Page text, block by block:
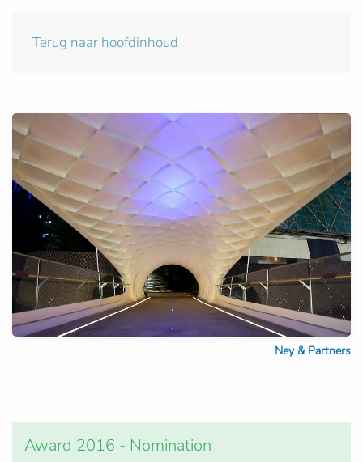
Terug naar hoofdinhoud
Ney & Partners
Award 2016 - Nomination